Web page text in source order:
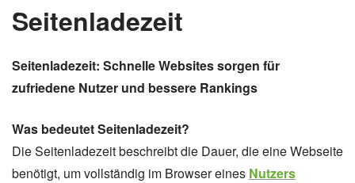
Seitenladezeit
Seitenladezeit: Schnelle Websites sorgen für
zufriedene Nutzer und bessere Rankings
Was bedeutet Seitenladezeit?
Die Seitenladezeit beschreibt die Dauer, die eine Webseite
benötigt, um vollständig im Browser eines Nutzers